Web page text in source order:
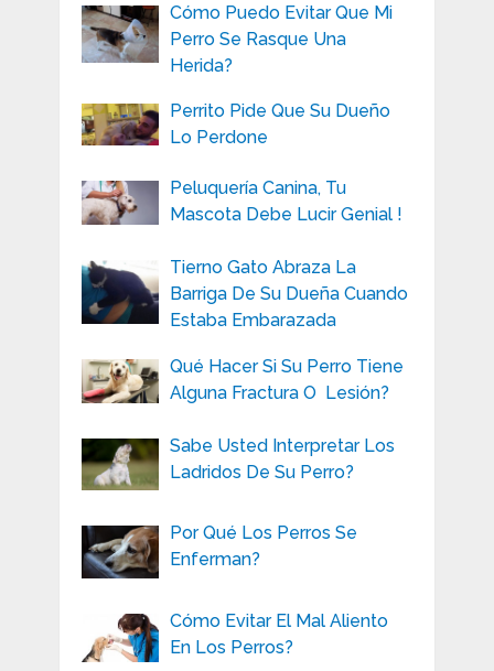
Cómo Puedo Evitar Que Mi
Perro Se Rasque Una
Herida?
Perrito Pide Que Su Dueño
Lo Perdone
Peluquería Canina, Tu
Mascota Debe Lucir Genial !
Tierno Gato Abraza La
Barriga De Su Dueña Cuando
Estaba Embarazada
Qué Hacer Si Su Perro Tiene
Alguna Fractura O Lesión?
Sabe Usted Interpretar Los
Ladridos De Su Perro?
Por Qué Los Perros Se
Enferman?
Cómo Evitar El Mal Aliento
En Los Perros?